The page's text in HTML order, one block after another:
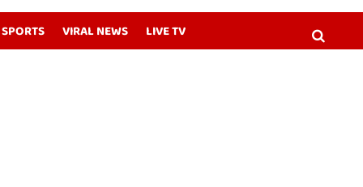
SPORTS VIRAL NEWS LIVE TV